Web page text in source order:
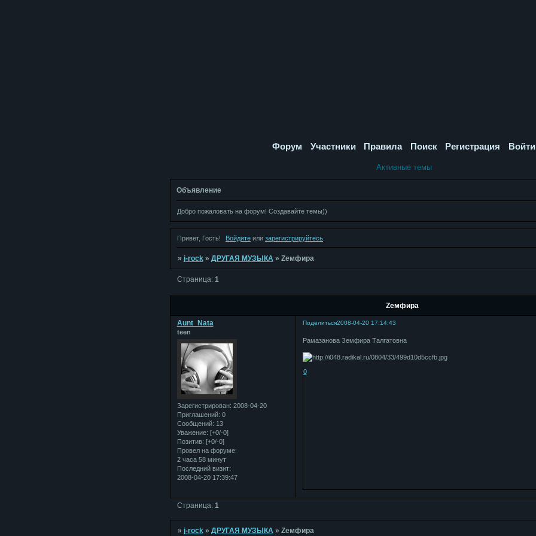
Форум Участники Правила Поиск Регистрация Войти
Активные темы
Объявление
Добро пожаловать на форум! Создавайте темы))
Привет, Гость! Войдите или зарегистрируйтесь
» j-rock » ДРУГАЯ МУЗЫКА » Zемфира
Zемфира
Страница: 1
Поделиться2008-04-20 17:14:43
Aunt_Nata
teen
Зарегистрирован: 2008-04-20
Приглашений: 0
Сообщений: 13
Уважение: [+0/-0]
Позитив: [+0/-0]
Провел на форуме:
2 часа 58 минут
Последний визит:
2008-04-20 17:39:47
Рамазанова Земфира Талгатовна
0
Страница: 1
» j-rock » ДРУГАЯ МУЗЫКА » Zемфира